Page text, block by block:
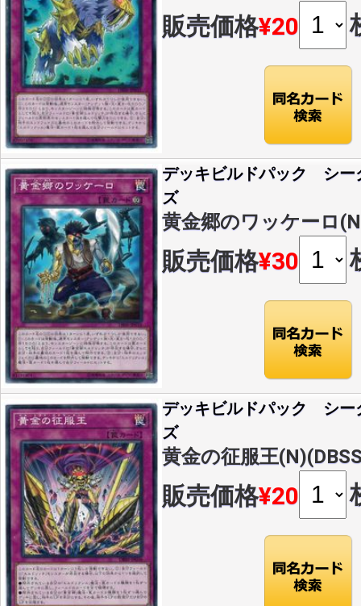
販売価格¥20
デッキビルドパック シー
ズ
黄金郷のワッケーロ
販売価格¥30
デッキビルドパック シー
ズ
黄金の征服王
販売価格¥20